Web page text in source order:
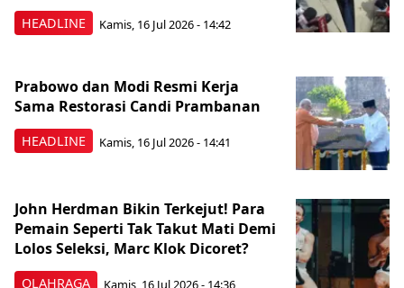
HEADLINE Kamis, 16 Jul 2026 - 14:42
HEADLINE
Prabowo dan Modi Resmi Kerja
Sama Restorasi Candi Prambanan
Kamis, 16 Jul 2026 - 14:41
OLAHRAGA
John Herdman Bikin Terkejut! Para
Pemain Seperti Tak Takut Mati Demi
Lolos Seleksi, Marc Klok Dicoret?
Kamis, 16 Jul 2026 - 14:36